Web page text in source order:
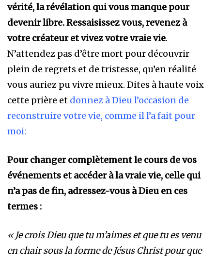
vérité, la révélation qui vous manque pour
devenir libre.Ressaisissez vous, revenez à
votre créateur et vivez votre vraie vie.
N’attendez pas d’être mort pour découvrir
plein de regrets et de tristesse, qu’en réalité
vous auriez pu vivre mieux. Dites à haute voix
cette prière et donnez à Dieu l’occasion de
reconstruire votre vie, comme il l’a fait pour
moi:
Pour changer complètement le cours de vos
événements et accéder à la vraie vie, celle qui
n’a pas de fin, adressez-vous à Dieu en ces
termes :
« Je crois Dieu que tu m’aimes et que tu es venu
en chair sous la forme de Jésus Christ pour que